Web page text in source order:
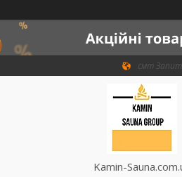
смт
Kamin-